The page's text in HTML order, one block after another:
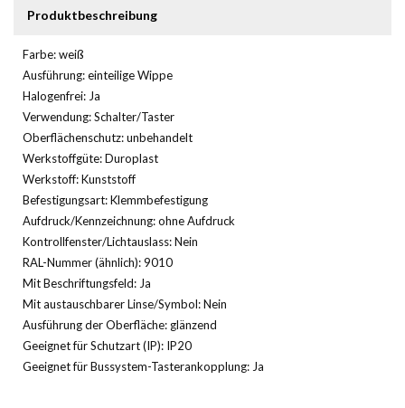
Produktbeschreibung
Farbe: weiß
Ausführung: einteilige Wippe
Halogenfrei: Ja
Verwendung: Schalter/Taster
Oberflächenschutz: unbehandelt
Werkstoffgüte: Duroplast
Werkstoff: Kunststoff
Befestigungsart: Klemmbefestigung
Aufdruck/Kennzeichnung: ohne Aufdruck
Kontrollfenster/Lichtauslass: Nein
RAL-Nummer (ähnlich): 9010
Mit Beschriftungsfeld: Ja
Mit austauschbarer Linse/Symbol: Nein
Ausführung der Oberfläche: glänzend
Geeignet für Schutzart (IP): IP20
Geeignet für Bussystem-Tasterankopplung: Ja